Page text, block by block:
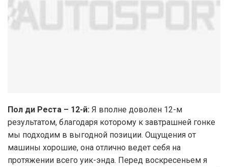
Пол ди Реста – 12-й: Я вполне доволен 12-м
результатом, благодаря которому к завтрашней гонке
мы подходим в выгодной позиции. Ощущения от
машины хорошие, она отлично ведет себя на
протяжении всего уик-энда. Перед воскресеньем я